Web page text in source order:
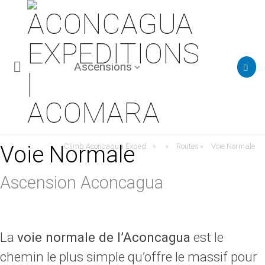
Ascensions
Climb Aconcagua Expeditions | Trekking Aconcagua & Guides - Argentina Sites » » Routes » Voie Normale
Voie Normale
Ascension Aconcagua
La voie normale de l’Aconcagua est le
chemin le plus simple qu’offre le massif pour